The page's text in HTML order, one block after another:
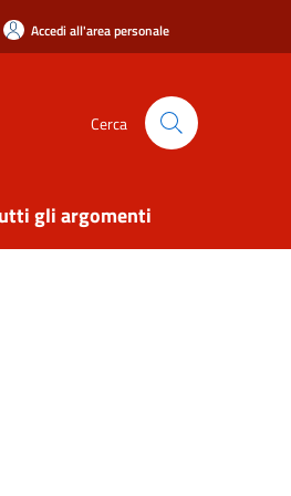
Accedi all'area personale
Cerca
gli argomenti